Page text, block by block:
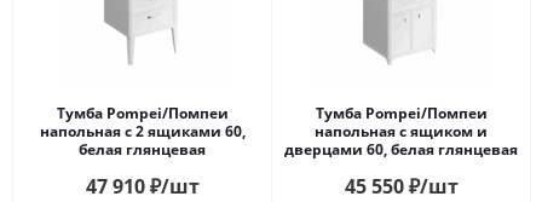
Тумба Pompei/Помпеи
напольная с 2 ящиками 60,
белая глянцевая
47 910₽/шт
Тумба Pompei/Помпеи
напольная с ящиком и
дверцами 60, белая глянцевая
45 550₽/шт